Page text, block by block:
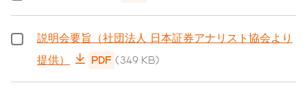
説明会要旨（社団法人 日本証券アナリスト協会より
提供）
PDF (349 KB)